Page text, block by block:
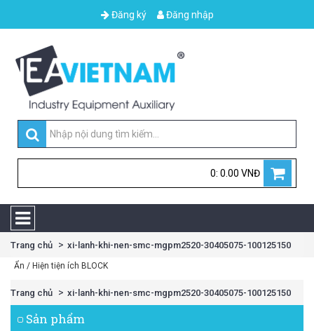
Đăng ký Đăng nhập
0: 0.00 VNĐ
Trang chủ xi-lanh-khi-nen-smc-mgpm2520-30405075-100125150
Ẩn / Hiện tiện ích BLOCK
Trang chủ xi-lanh-khi-nen-smc-mgpm2520-30405075-100125150
Sản phẩm